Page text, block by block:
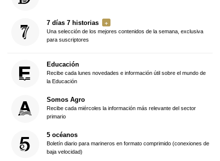
7 días 7 historias
Una selección de los mejores contenidos de la semana, exclusiva
para suscriptores
Educación
Recibe cada lunes novedades e información útil sobre el mundo de
la Educación
Somos Agro
Recibe cada miércoles la información más relevante del sector
primario
5 océanos
Boletín diario para marineros en formato comprimido (conexiones de
baja velocidad)